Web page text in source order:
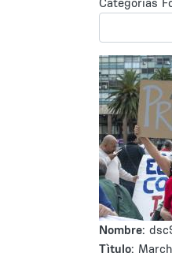
Nombre:
Tìtulo: